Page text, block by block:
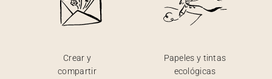
Crear y
compartir
Papeles y tintas
ecológicas